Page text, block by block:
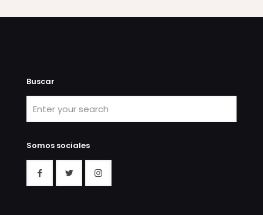
Buscar
Somos sociales